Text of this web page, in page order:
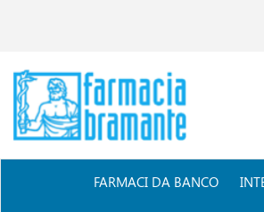
Farmacia
Bramante
FARMACI DA BANCO